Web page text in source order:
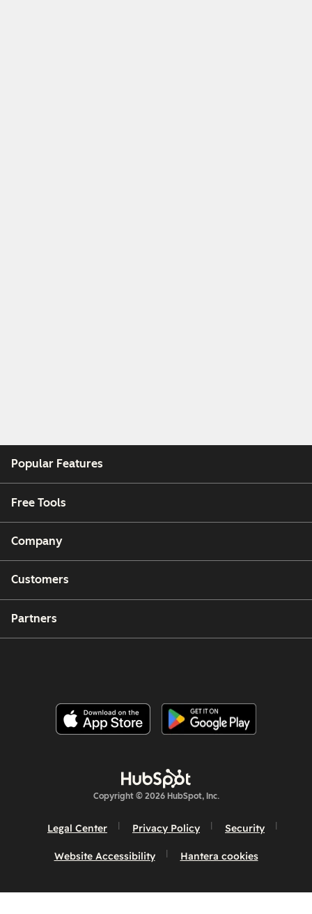
Popular Features
Free Tools
Company
Customers
Partners
Copyright © 2026 HubSpot, Inc.
Legal Center Privacy Policy Security
Website Accessibility Hantera cookies